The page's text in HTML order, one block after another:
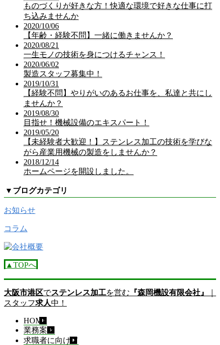
ものづくりが好きな方！快適な環境で好きな仕事に打
ち込みませんか
2020/10/06
【年齢・経験不問】一緒に働きませんか？
2020/08/21
一生モノの技術を身につけるチャンス！
2020/06/02
製造スタッフ募集中！
2019/10/31
【経験不問】やりがいのあるお仕事を、私達と共にし
ませんか？
2019/08/30
目指せ！機械設備のエキスパート！
2019/05/20
【未経験者大歓迎！】ステンレス加工の技術を学びな
がら産業用機械の製造をしませんか？
2018/12/14
ホームページを開設しました。
▼ ブログカテゴリ
お知らせ
コラム
▲TOPへ
大阪市港区でステンレス加工を営む 『森岡機設有限会社』
スタッフ求人中！
HOME
業務案内
求職者に向けて